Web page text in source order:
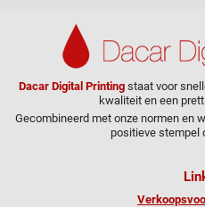
Dacar Digital Printing staat voor
kwaliteit en een
Gecombineerd met onze normen en
positieve stempel